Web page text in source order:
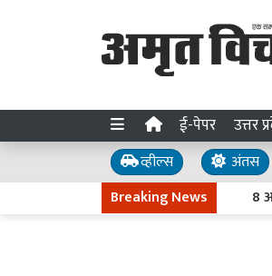
ई-पेपर उत्तर
व्हील्स अंतस
Breaking News
8